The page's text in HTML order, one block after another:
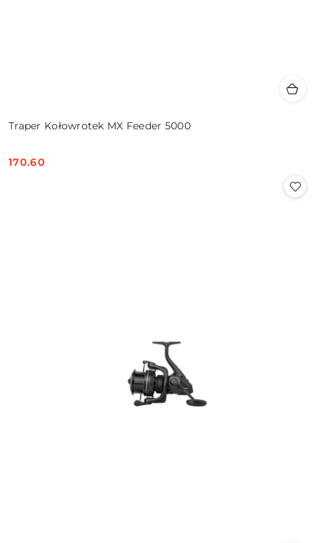
Traper Kołowrotek MX Feeder 5000
Cena:
170.60